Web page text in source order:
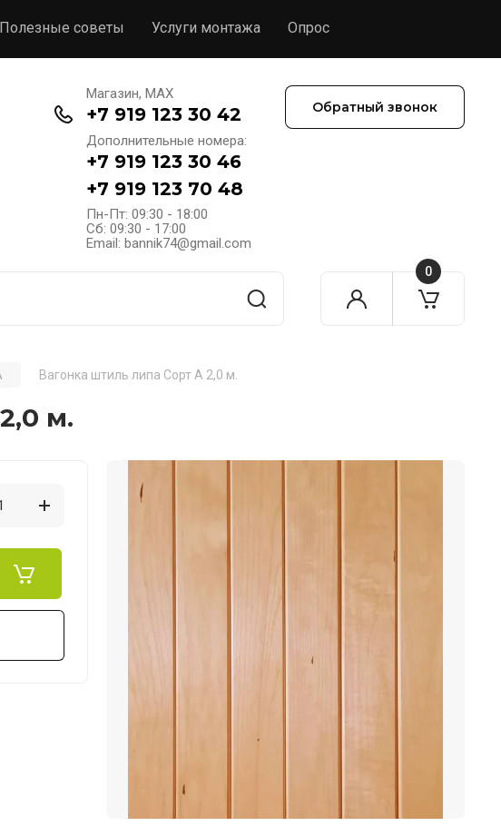
Полезные советы Услуги монтажа Опрос
Магазин, MAX
+7 919 123 30 42
Дополнительные номера:
+7 919 123 30 46
+7 919 123 70 48
Пн-Пт: 09:30 - 18:00
Сб: 09:30 - 17:00
Email: bannik74@gmail.com
Обратный звонок
0
Вагонка штиль липа Сорт А 2,0 м.
м.